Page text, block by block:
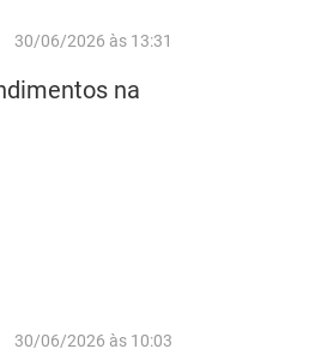
30/06/2026 às 13:31
na
30/06/2026 às 10:03